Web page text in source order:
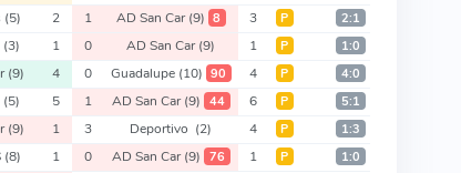
(5) 2 1 AD San Car(9) 8 3 Р 2:1
(3) 1 0 AD San Car(9) 1 Р 1:0
(9) 4 0 Guadalupe (10) 90 4 Р 4:0
(5) 5 1 AD San Car(9) 44 6 Р 5:1
(9) 1 3 Deportivo (2) 4 Р 1:3
(8) 1 0 AD San Car(9) 76 1 Р 1:0